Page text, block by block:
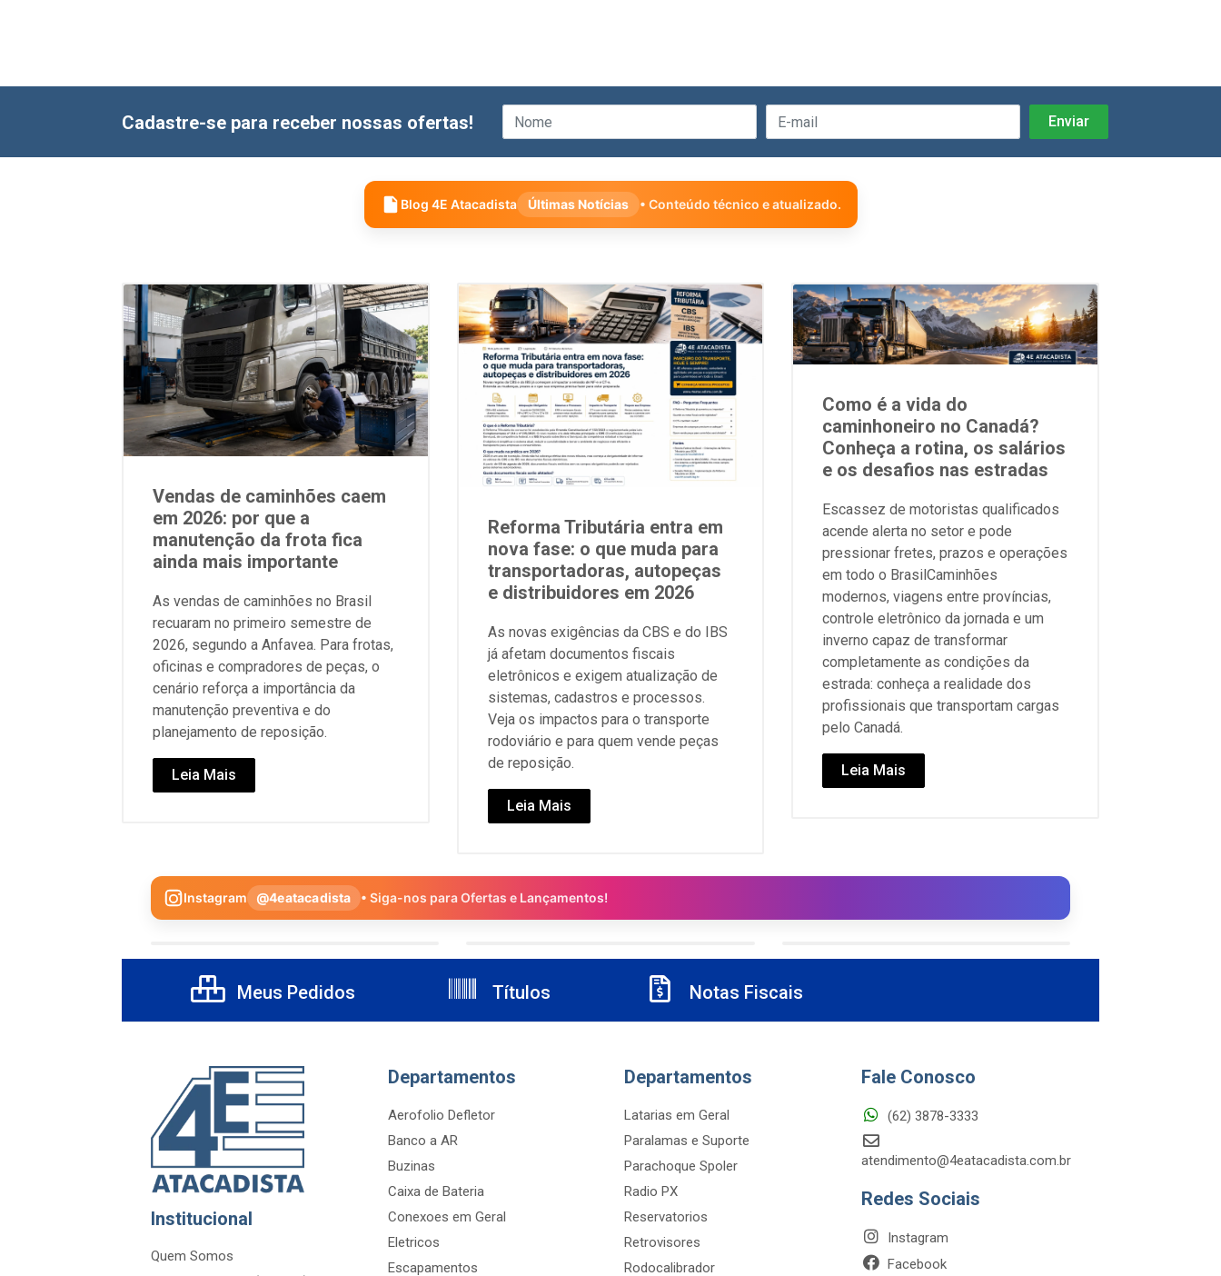
Cadastre-se para receber nossas ofertas!
Blog 4E Atacadista Últimas Notícias • Conteúdo técnico e atualizado.
Vendas de caminhões caem
em 2026: por que a
manutenção da frota fica
ainda mais importante
As vendas de caminhões no Brasil
recuaram no primeiro semestre de
2026, segundo a Anfavea. Para frotas,
oficinas e compradores de peças, o
cenário reforça a importância da
manutenção preventiva e do
planejamento de reposição.
Leia Mais
Reforma Tributária entra em
nova fase: o que muda para
transportadoras, autopeças
e distribuidores em 2026
As novas exigências da CBS e do IBS
já afetam documentos fiscais
eletrônicos e exigem atualização de
sistemas, cadastros e processos.
Veja os impactos para o transporte
rodoviário e para quem vende peças
de reposição.
Leia Mais
Como é a vida do
caminhoneiro no Canadá?
Conheça a rotina, os salários
e os desafios nas estradas
Escassez de motoristas qualificados
acende alerta no setor e pode
pressionar fretes, prazos e operações
em todo o BrasilCaminhões
modernos, viagens entre províncias,
controle eletrônico da jornada e um
inverno capaz de transformar
completamente as condições da
estrada: conheça a realidade dos
profissionais que transportam cargas
pelo Canadá.
Leia Mais
Instagram @4eatacadista • Siga-nos para Ofertas e Lançamentos!
Meus Pedidos Títulos Notas Fiscais
Institucional
Quem Somos
Departamentos
Aerofolio Defletor
Banco a AR
Buzinas
Caixa de Bateria
Conexoes em Geral
Eletricos
Escapamentos
Departamentos
Latarias em Geral
Paralamas e Suporte
Parachoque Spoler
Radio PX
Reservatorios
Retrovisores
Rodocalibrador
Fale Conosco
(62) 3878-3333
atendimento@4eatacadista.com.br
Redes Sociais
Instagram
Facebook